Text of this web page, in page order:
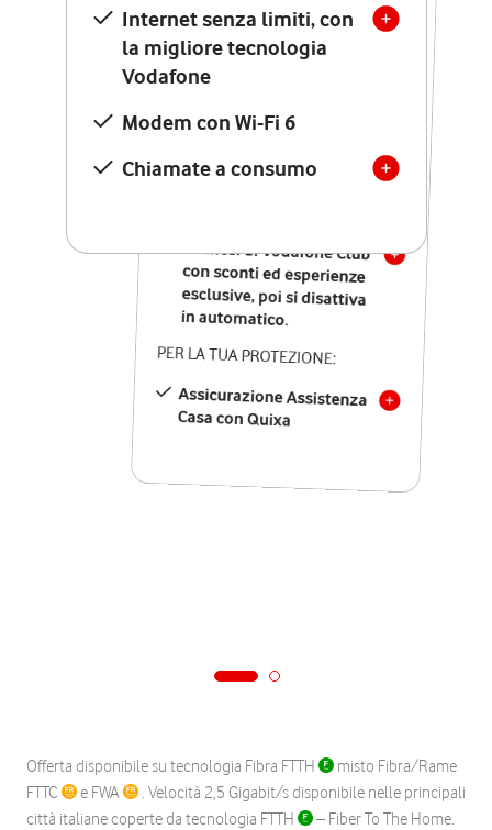
Internet senza limiti, con
la migliore tecnologia
Vodafone
Modem con Wi-Fi 6
Chiamate a consumo
Internet senza limiti, con
la migliore tecnologia
Vodafone
Modem Seven con Wi-Fi 7
Chiamate illimitate verso
numeri fissi e mobili
nazionali
12 mesi di Vodafone Club
con sconti ed esperienze
esclusive, poi si disattiva
in automatico.
PER LA TUA PROTEZIONE:
Assicurazione Assistenza
Casa con Quixa
Offerta disponibile su tecnologia Fibra FTTH
misto Fibra/Rame
FTTC
e FWA
. Velocità 2,5 Gigabit/s disponibile nelle principali
città italiane coperte da tecnologia FTTH
– Fiber To The Home.